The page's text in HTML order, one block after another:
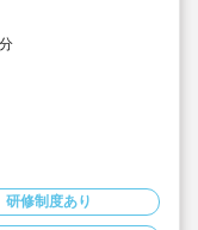
研修制度あり